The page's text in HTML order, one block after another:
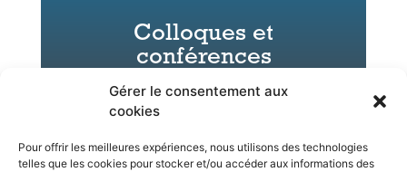
Gérer le consentement aux
cookies
Pour offrir les meilleures expériences, nous utilisons des technologies
telles que les cookies pour stocker et/ou accéder aux informations des
Colloques et
conférences